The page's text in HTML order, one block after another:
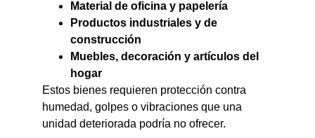
Material de oficina y papelería
Productos industriales y de
construcción
Muebles, decoración y artículos del
hogar
Estos bienes requieren protección contra
humedad, golpes o vibraciones que una
unidad deteriorada podría no ofrecer.